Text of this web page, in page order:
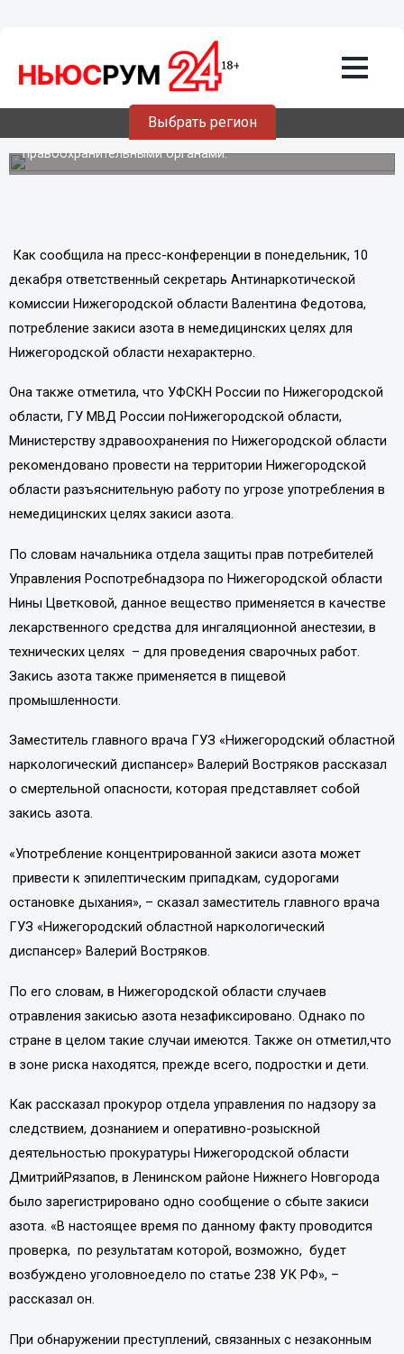
Выбрать регион
Случаев отравления «веселящим
газом» не выявлено в Нижегородской
По факту сбыта закиси азота в Ленинском районе
Нижегородской области проводится проверка
правоохранительными органами.
Как сообщила на пресс-конференции в понедельник, 10
декабря ответственный секретарь Антинаркотической
комиссии Нижегородской области Валентина Федотова,
потребление закиси азота в немедицинских целях для
Нижегородской области нехарактерно.
Она также отметила, что УФСКН России по Нижегородской
области, ГУ МВД России поНижегородской области,
Министерству здравоохранения по Нижегородской области
рекомендовано провести на территории Нижегородской
области разъяснительную работу по угрозе употребления в
немедицинских целях закиси азота.
По словам начальника отдела защиты прав потребителей
Управления Роспотребнадзора по Нижегородской области
Нины Цветковой, данное вещество применяется в качестве
лекарственного средства для ингаляционной анестезии, в
технических целях – для проведения сварочных работ.
Закись азота также применяется в пищевой
промышленности.
Заместитель главного врача ГУЗ «Нижегородский областной
наркологический диспансер» Валерий Востряков рассказал
о смертельной опасности, которая представляет собой
закись азота.
«Употребление концентрированной закиси азота может
привести к эпилептическим припадкам, судорогами
остановке дыхания», – сказал заместитель главного врача
ГУЗ «Нижегородский областной наркологический
диспансер» Валерий Востряков.
По его словам, в Нижегородской области случаев
отравления закисью азота незафиксировано. Однако по
стране в целом такие случаи имеются. Также он отметил,что
в зоне риска находятся, прежде всего, подростки и дети.
Как рассказал прокурор отдела управления по надзору за
следствием, дознанием и оперативно-розыскной
деятельностью прокуратуры Нижегородской области
ДмитрийРязапов, в Ленинском районе Нижнего Новгорода
было зарегистрировано одно сообщение о сбыте закиси
азота. «В настоящее время по данному факту проводится
проверка, по результатам которой, возможно, будет
возбуждено уголовноедело по статье 238 УК РФ», –
рассказал он.
При обнаружении преступлений, связанных с незаконным